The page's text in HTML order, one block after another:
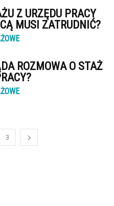
Z URZĘDU PRACY
MUSI ZATRUDNIĆ?
ROZMOWA O STAŻ
3